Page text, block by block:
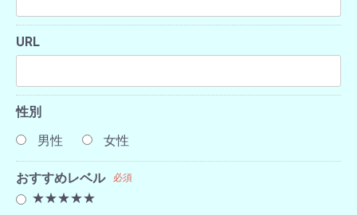
URL
性別
男性
女性
おすすめレベル 必須
★★★★★